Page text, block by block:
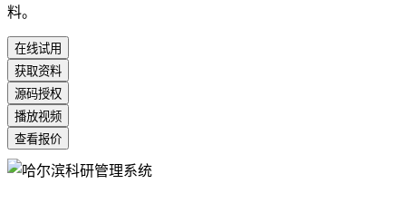
料。
在线试用
获取资料
源码授权
播放视频
查看报价